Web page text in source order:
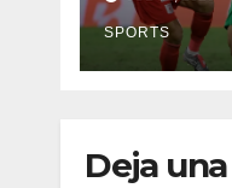
clásico
de
SPORTS
Deja